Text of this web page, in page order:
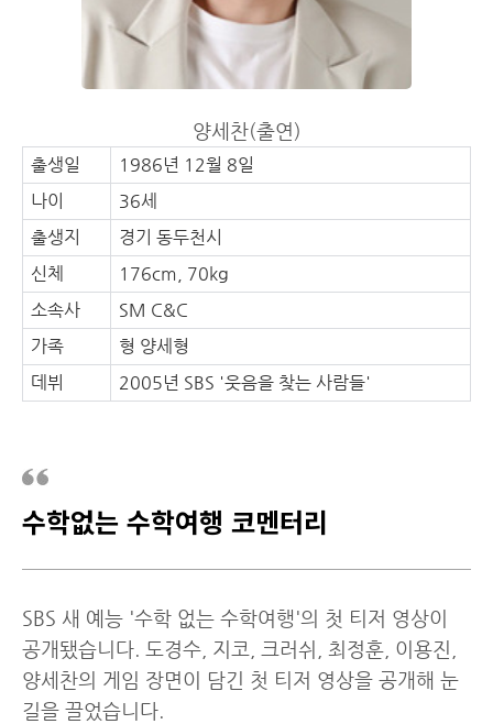
양세찬(출연)
출생일
1986년 12월 8일
나이
36세
출생지
경기 동두천시
신체
176cm, 70kg
소속사
SM C&C
가족
형 양세형
데뷔
2005년 SBS '웃음을 찾는 사람들'
수학없는 수학여행 코멘터리
SBS 새 예능 '수학 없는 수학여행'의 첫 티저 영상이
공개됐습니다. 도경수, 지코, 크러쉬, 최정훈, 이용진,
양세찬의 게임 장면이 담긴 첫 티저 영상을 공개해 눈
길을 끌었습니다.